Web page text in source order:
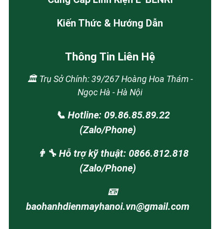
Kiến Thức & Hướng Dẫn
Thông Tin Liên Hệ
🏛️ Trụ Sở Chính: 39/267 Hoàng Hoa Thám -
Ngọc Hà - Hà Nội
📞 Hotline: 09.86.85.89.22
(Zalo/Phone)
👨‍🔧 Hỗ trợ kỹ thuật: 0866.812.818
(Zalo/Phone)
📧
baohanhdienmayhanoi.vn@gmail.com